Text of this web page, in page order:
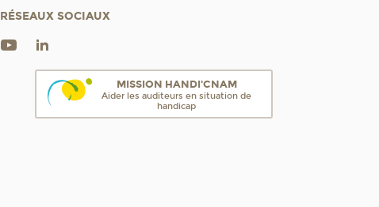
RÉSEAUX SOCIAUX
MISSION HANDI'CNAM
Aider les auditeurs en situation de
handicap